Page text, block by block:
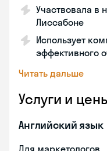
Участвовала в
Лиссабоне
Использует
эффективного
Читать дальше
Услуги и
Английский язык
Для маркетологов